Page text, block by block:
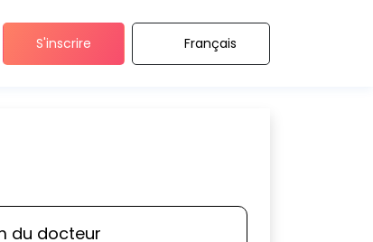
S'inscrire Français